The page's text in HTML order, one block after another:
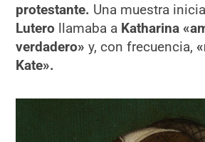
protestante. Una muestra
Lutero llamaba a Katharina
verdadero» y, con frecuencia,
Kate».